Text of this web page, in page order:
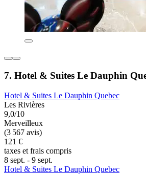
7. Hotel & Suites Le Dauphin
Hotel & Suites Le Dauphin Quebec
Les Rivières
9,0/10
Merveilleux
(3 567 avis)
121 €
taxes et frais compris
8 sept. - 9 sept.
Hotel & Suites Le Dauphin Quebec